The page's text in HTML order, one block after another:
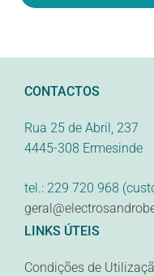
CONTACTOS
Rua 25 de Abril, 237
4445-308 Ermesinde
tel.: 229 720 968
LINKS ÚTEIS
Condições de